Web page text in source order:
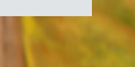
Canada